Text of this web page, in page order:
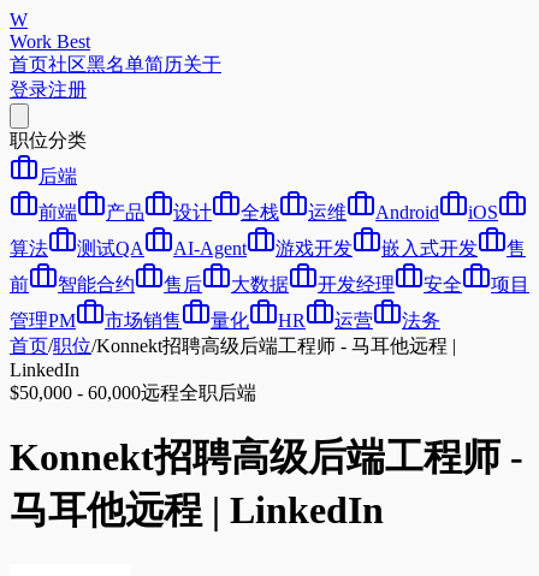
W
Work Best
首页社区黑名单简历关于
登录注册
职位分类
后端
前端
产品 设计 全栈 运维 Android
iOS
算法
测试QA AI-Agent 游戏开发 嵌入式开发
售
前
智能合约 售后 大数据 开发经理 安全
项目
管理PM
市场销售 量化 HR 运营
法务
首页/职位/Konnekt招聘高级后端工程师 - 马耳他远程 |
LinkedIn
$50,000 - 60,000远程全职后端
Konnekt招聘高级后端工程师 -
马耳他远程 | LinkedIn